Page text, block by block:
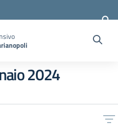
2024